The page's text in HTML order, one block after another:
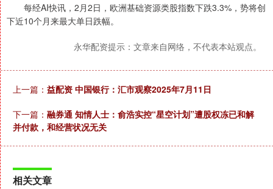
每经AI快讯，2月2日，欧洲基础资源类股指数下跌3.3%，势将创
下近10个月来最大单日跌幅。
永华配资提示：文章来自网络，不代表本站观点。
上一篇： 益配资 中国银行：汇市观察2025年7月11日
下一篇： 融券通 知情人士：俞浩实控“星空计划”遭股权冻已和解
并付款，和经营状况无关
相关文章